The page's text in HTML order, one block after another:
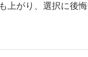
上がり、選択に後